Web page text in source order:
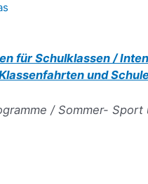
für Schulklassen /
und
/ Sommer-